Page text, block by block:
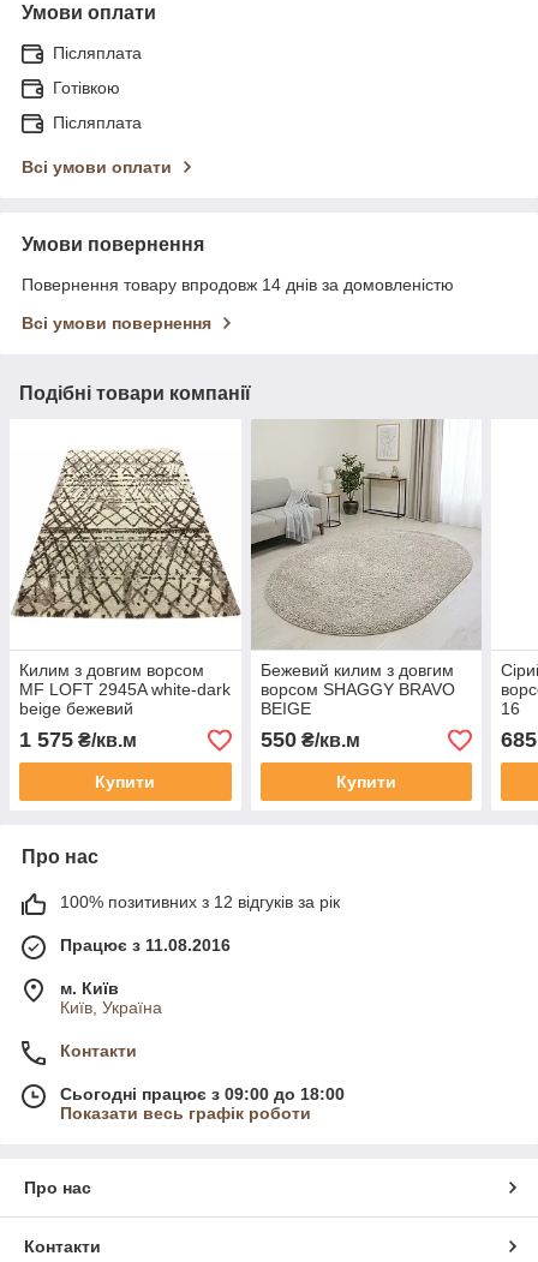
Умови оплати
Післяплата
Готівкою
Післяплата
Всі умови оплати
Умови повернення
Повернення товару впродовж 14 днів за домовленістю
Всі умови повернення
Подібні товари компанії
Килим з довгим ворсом
MF LOFT 2945A white-dark
beige бежевий
1 575 ₴/кв.м
Купити
Бежевий килим з довгим
ворсом SHAGGY BRAVO
BEIGE
550₴/кв.м
Купити
16
685
Про нас
100% позитивних з 12 відгуків за рік
Працює з 11.08.2016
м. Київ
Київ, Україна
Контакти
Сьогодні працює з 09:00 до 18:00
Показати весь графік роботи
Про нас
Контакти